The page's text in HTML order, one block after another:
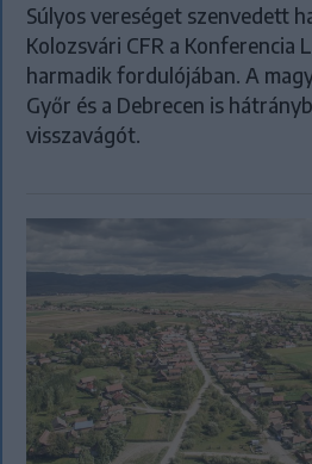
Súlyos vereséget szenvedett
Kolozsvári CFR a Konferencia
harmadik fordulójában. A
Győr és a Debrecen is
visszavágót.